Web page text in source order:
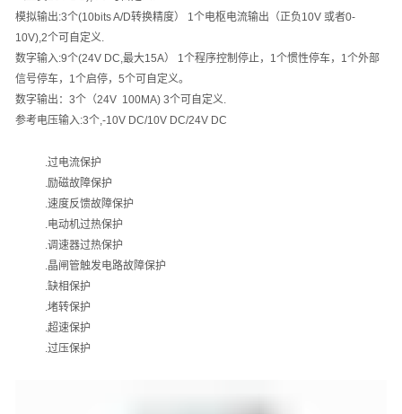
模拟输出:3个(10bits A/D转换精度） 1个电枢电流输出（正负 10V 或者0-
10V),2个可自定义.
数字输入:9个(24V DC,最大15A） 1个程序控制停止， 1个惯性停车， 1个外部
信号停车， 1个启停， 5个可自定义。
数字输出： 3个（24V 100MA) 3个可自定义.
参考电压输入:3个,-10V DC/10V DC/24V DC
.过电流保护
.励磁故障保护
.速度反馈故障保护
.电动机过热保护
.调速器过热保护
.晶闸管触发电路故障保护
.缺相保护
.堵转保护
.超速保护
.过压保护